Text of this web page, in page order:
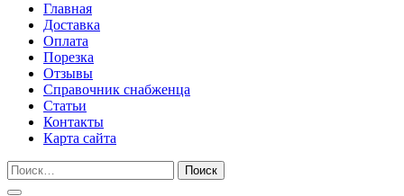
Главная
Доставка
Оплата
Порезка
Отзывы
Справочник снабженца
Статьи
Контакты
Карта сайта